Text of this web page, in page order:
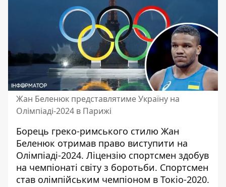
Жан Беленюк представлятиме Україну на
Олімпіаді-2024 в Парижі
Борець греко-римського стилю Жан
Беленюк отримав право виступити на
Олімпіаді-2024. Ліцензію спортсмен здобув
на чемпіонаті світу з боротьби. Спортсмен
став олімпійським чемпіоном в Токіо-2020.